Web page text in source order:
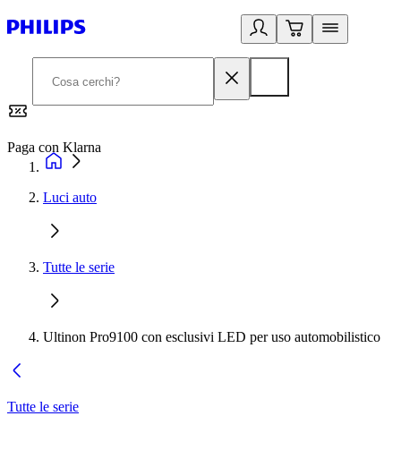
Paga con Klarna
Luci auto
Tutte le serie
Ultinon Pro9100 con esclusivi LED per uso automobilistico
Tutte le serie